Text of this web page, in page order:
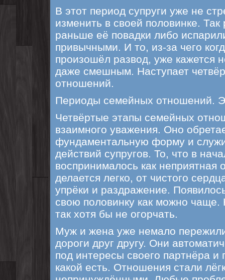
В этот период супруги уже не
изменить в своей половинке.
раньше её повадки либо
привычными. И то, из-за чего
произошёл развод, уже кажется
даже смешным. Наступает
отношений.
Периоды семейных отношений.
Четвёртые этапы семейных
взаимного уважения. Оно
фундаментальную форму и
действий супругов. То, что в
воспринималось как неприятная
делается легко, от чистого
упрёки и раздражение.
свою половинку как можно чаще.
так хотя бы не огорчать.
Муж и жена уже немало
дороги друг другу. Они
под интересы своего партнёра и
какой есть. Отношения стали